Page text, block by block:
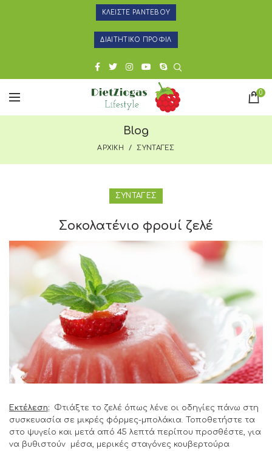
ΚΛΕΙΣΤΕ ΡΑΝΤΕΒΟΥ
ΔΙΑΙΤΗΤΙΚΟ ΠΡΟΦΙΛ
0
Blog
ΑΡΧΙΚΗ ΣΥΝΤΑΓΕΣ
ΣΥΝΤΑΓΕΣ
Σοκολατένιο φρουί ζελέ
Εκτέλεση:
Φτιάξτε το ζελέ όπως λένε οι οδηγίες πάνω στη
συσκευασία σε μικρές φόρμες-μπολάκια. Τοποθετήστε τα
στο ψυγείο και μετά από 45 λεπτά περίπου προσθέστε, για
να βυθιστούν μέσα, μερικές σταγόνες κουβερτούρα